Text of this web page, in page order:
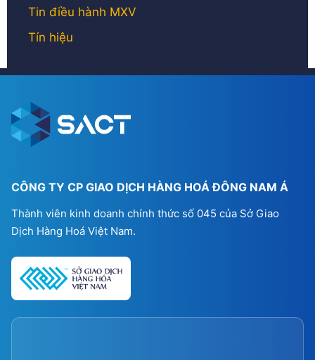
Tin điều hành MXV
Tín hiệu
CÔNG TY CP GIAO DỊCH HÀNG HOÁ ĐÔNG NAM Á
Thành viên kinh doanh chính thức số 045 của Sở Giao
Dịch Hàng Hoá Việt Nam.